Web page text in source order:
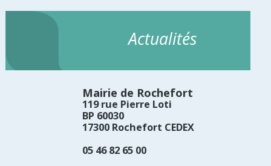
Actualités
Mairie de Rochefort
119 rue Pierre Loti
BP 60030
17300 Rochefort CEDEX
05 46 82 65 00